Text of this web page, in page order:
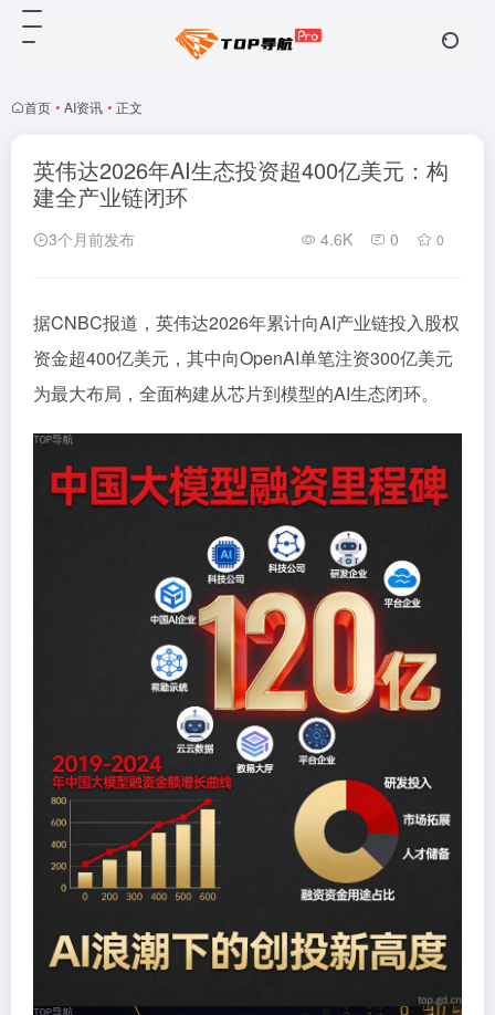
首页 • AI资讯 • 正文
英伟达2026年AI生态投资超400亿美元：构
建全产业链闭环
3个月前发布 4.6K 0 0
据CNBC报道，英伟达2026年累计向AI产业链投入股权
资金超400亿美元，其中向OpenAI单笔注资300亿美元
为最大布局，全面构建从芯片到模型的AI生态闭环。